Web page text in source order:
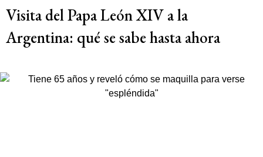
Visita del Papa León XIV a la
Argentina: qué se sabe hasta ahora